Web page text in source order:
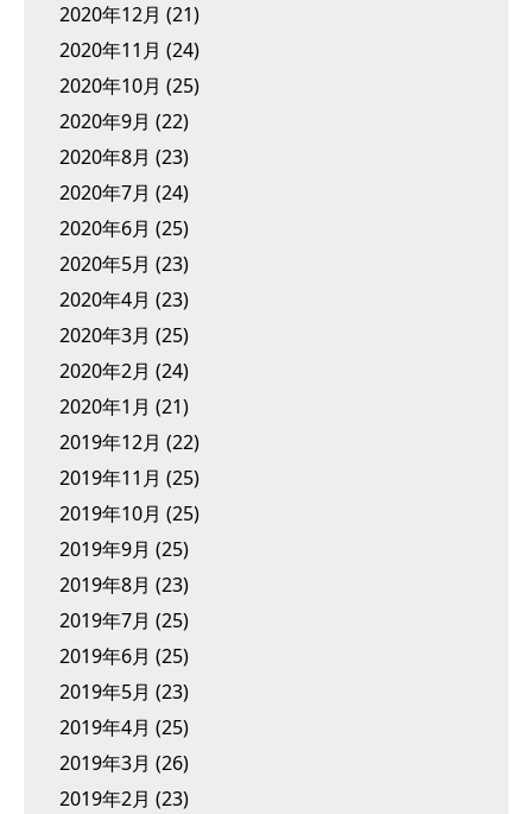
2020年12月 (21)
2020年11月 (24)
2020年10月 (25)
2020年9月 (22)
2020年8月 (23)
2020年7月 (24)
2020年6月 (25)
2020年5月 (23)
2020年4月 (23)
2020年3月 (25)
2020年2月 (24)
2020年1月 (21)
2019年12月 (22)
2019年11月 (25)
2019年10月 (25)
2019年9月 (25)
2019年8月 (23)
2019年7月 (25)
2019年6月 (25)
2019年5月 (23)
2019年4月 (25)
2019年3月 (26)
2019年2月 (23)